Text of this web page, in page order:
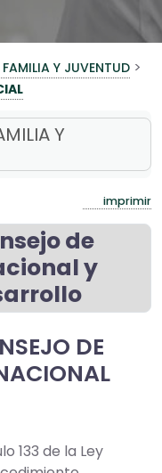
Y JUVENTUD >
Y
imprimir
de
y
DE
133 de la Ley